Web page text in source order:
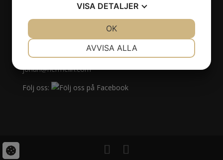
Tel 070-699 14 10
johan@hermelin.com
Följ oss:
VISA DETALJER
AVVISA ALLA
OK